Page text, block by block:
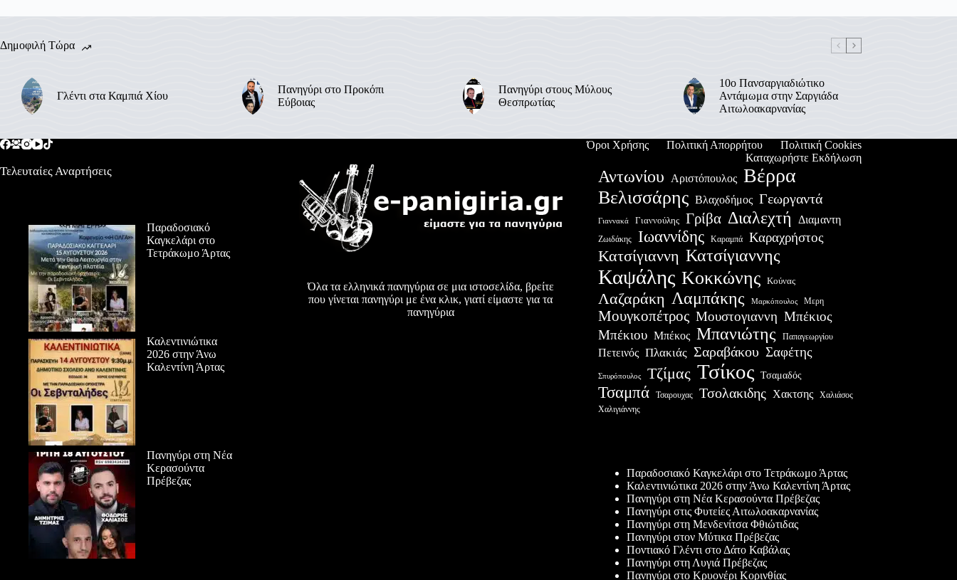
Δημοφιλή Τώρα
Γλέντι στα Καμπιά Χίου
Πανηγύρι στο Προκόπι
Εύβοιας
Πανηγύρι στους Μύλους
Θεσπρωτίας
10ο Πανσαργιαδιώτικο
Αντάμωμα στην Σαργιάδα
Αιτωλοακαρνανίας
Όροι Χρήσης Πολιτική Απορρήτου
Πολιτική Cookies
Καταχωρήστε Εκδήλωση
Τελευταίες Αναρτήσεις
Παραδοσιακό
Καγκελάρι στο
Τετράκωμο Άρτας
Καλεντινιώτικα
2026 στην Άνω
Καλεντίνη Άρτας
Πανηγύρι στη Νέα
Κερασούντα
Πρέβεζας
Όλα τα ελληνικά πανηγύρια σε μια ιστοσελίδα, βρείτε
που γίνεται πανηγύρι με ένα κλικ, γιατί είμαστε για τα
πανηγύρια
Αντωνίου Αριστόπουλος Βέρρα
Βελισσάρης Βλαχοδήμος Γεωργαντά
Γιαννακά Γιαννούλης Γρίβα Διαλεχτή Διαμαντη
Ζωιδάκης Ιωαννίδης Καραμπά Καραχρήστος
Κατσίγιαννη Κατσίγιαννης
Καψάλης Κοκκώνης Κούνας
Λαζαράκη Λαμπάκης Μαρκόπουλος Μερη
Μουγκοπέτρος Μουστογιαννη Μπέκιος
Μπέκιου Μπέκος Μπανιώτης Παπαγεωργίου
Πετεινός Πλακιάς Σαραβάκου Σαφέτης
Σπυρόπουλος Τζίμας Τσίκος Τσαμαδός
Τσαμπά Τσαρουχας Τσολακιδης Χακτσης
Χαλιάσος
Χαλιγιάννης
Παραδοσιακό Καγκελάρι στο Τετράκωμο Άρτας
Καλεντινιώτικα 2026 στην Άνω Καλεντίνη Άρτας
Πανηγύρι στη Νέα Κερασούντα Πρέβεζας
Πανηγύρι στις Φυτείες Αιτωλοακαρνανίας
Πανηγύρι στη Μενδενίτσα Φθιώτιδας
Πανηγύρι στον Μύτικα Πρέβεζας
Ποντιακό Γλέντι στο Δάτο Καβάλας
Πανηγύρι στη Λυγιά Πρέβεζας
Πανηγύρι στο Κρυονέρι Κορινθίας